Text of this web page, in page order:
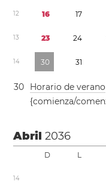
12 16 17
13 23 24
14 30 31
30 Horario de verano
{comienza/
Abril2036
D L
14